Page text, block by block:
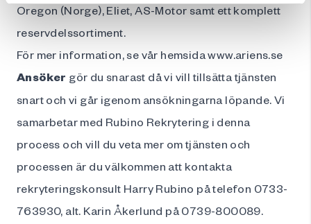
Oregon (Norge), Eliet, AS-Motor samt ett komplett
reservdelssortiment.
För mer information, se vår hemsidawww.ariens.se
Ansöker gör du snarast då vi vill tillsätta tjänsten
snart och vi går igenom ansökningarna löpande. Vi
samarbetar med Rubino Rekrytering i denna
process och vill du veta mer om tjänsten och
processen är du välkommen att kontakta
rekryteringskonsult Harry Rubino på telefon 0733-
763930, alt. Karin Åkerlund på 0739-800089.